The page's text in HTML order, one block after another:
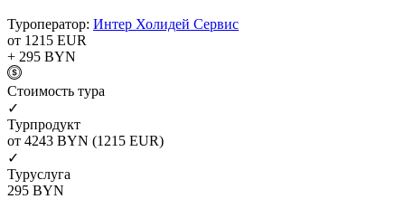
Туроператор: Интер Холидей Сервис
от 1215 EUR
+ 295 BYN
Cтоимость тура
✓
Турпродукт
от 4243 BYN (1215 EUR)
✓
Туруслуга
295 BYN